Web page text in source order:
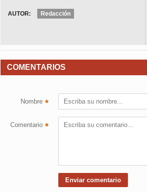
AUTOR: Redacción
COMENTARIOS
Nombre *
Comentario *